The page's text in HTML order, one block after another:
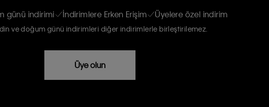
günü indirimi İndirimlere Erken Erişim Üyelere özel indirim
ve doğum günü indirimleri diğer indirimlerle birleştirilemez.
Üye olun